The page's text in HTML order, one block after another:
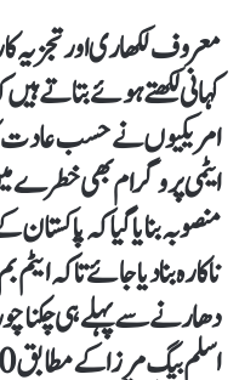
معروف لکھاری اور تجزیہ
کہانی لکھتے ہوئے بتاتے
امریکیوں نے حسب عادت
ایٹمی پروگرام بھی خطرے
منصوبہ بنایا گیا کہ
ناکارہ بنادیا جائے تاکہ
دھارنے سے پہلے ہی چکنا